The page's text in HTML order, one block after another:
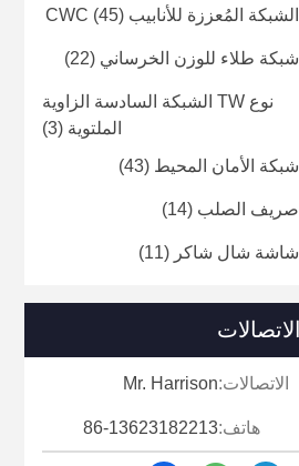
الشبكة المُعززة للأنابيب CWC (45)
شبكة طلاء للوزن الخرساني (22)
نوع TW الشبكة السادسة الزاوية
الملتوية (3)
شبكة الأمان المحيط (43)
صريف الصلب (14)
شاشة شال شاكر (11)
الاتصالات
الاتصالات:Mr. Harrison
هاتف:86-13623182213